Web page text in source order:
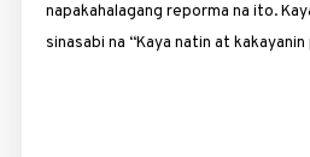
napakahalagang reporma na ito.
sinasabi na “Kaya natin at